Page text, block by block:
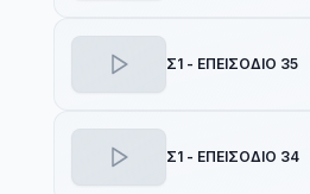
Σ1 - ΕΠΕΙΣΟΔΙΟ 35
Σ1 - ΕΠΕΙΣΟΔΙΟ 34